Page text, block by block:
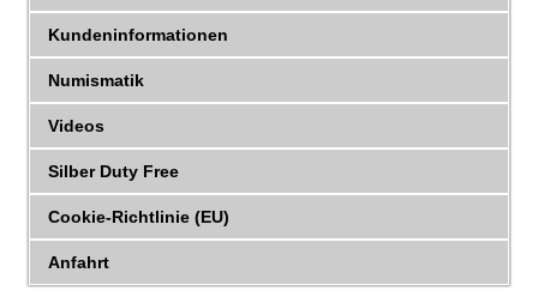
Kundeninformationen
Numismatik
Videos
Silber Duty Free
Cookie-Richtlinie (EU)
Anfahrt